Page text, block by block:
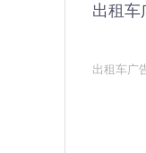
出租车
出租车广